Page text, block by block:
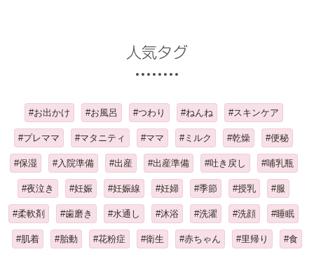
人気タグ
#お出かけ #お風呂 #つわり #ねんね #スキンケア
#プレママ #マタニティ #ママ #ミルク #乾燥 #便秘
#保湿 #入院準備 #出産 #出産準備 #吐き戻し #哺乳瓶
#夜泣き #妊娠 #妊娠線 #妊婦 #季節 #授乳 #服
#柔軟剤 #歯磨き #水通し #沐浴 #洗濯 #洗顔 #睡眠
#肌着 #胎動 #花粉症 #衛生 #赤ちゃん #里帰り #食